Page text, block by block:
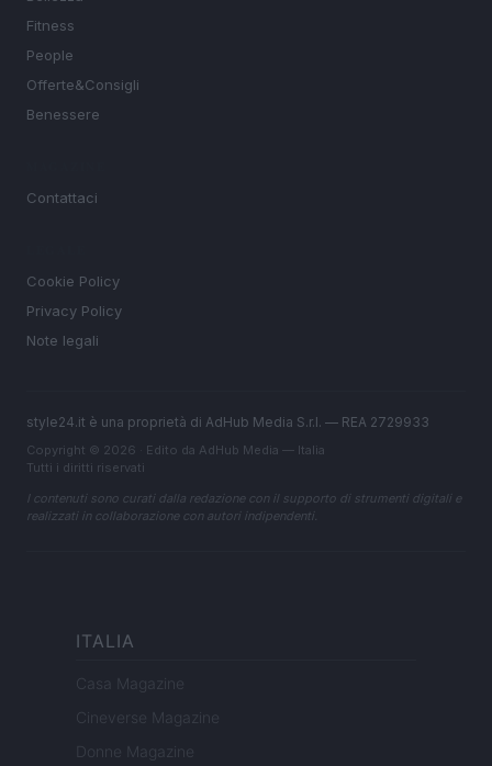
Fitness
People
Offerte&Consigli
Benessere
Contattaci
Cookie Policy
Privacy Policy
Note legali
style24.it è una proprietà di AdHub Media S.r.l. — REA 2729933
Copyright © 2026 · Edito da AdHub Media — Italia
Tutti i diritti riservati
I contenuti sono curati dalla redazione con il supporto di strumenti digitali e
realizzati in collaborazione con autori indipendenti.
ITALIA
Casa Magazine
Cineverse Magazine
Donne Magazine